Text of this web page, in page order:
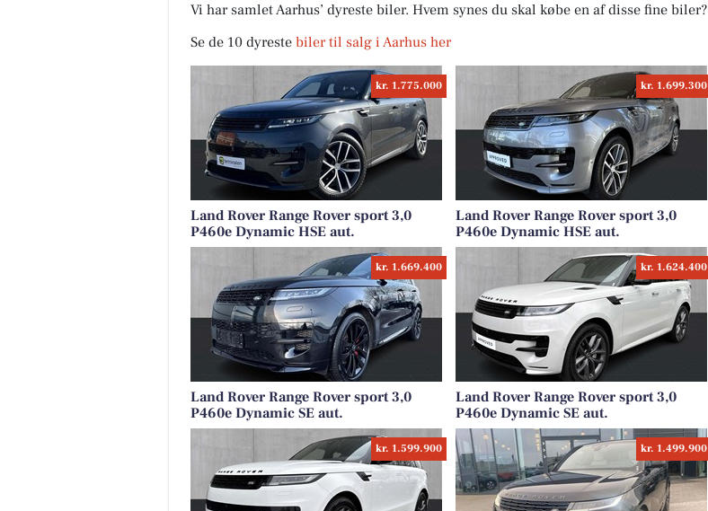
Vi har samlet Aarhus’ dyreste biler. Hvem synes du skal købe en af disse fine biler?
Se de 10 dyreste biler til salg i Aarhus her
kr. 1.775.000
Land Rover Range Rover sport 3,0
P460e Dynamic HSE aut.
kr. 1.699.300
Land Rover Range Rover sport 3,0
P460e Dynamic HSE aut.
kr. 1.669.400
Land Rover Range Rover sport 3,0
P460e Dynamic SE aut.
kr. 1.624.400
Land Rover Range Rover sport 3,0
P460e Dynamic SE aut.
kr. 1.599.900 kr. 1.499.900
Fairpaint ApS
Hvad er undskyldningen for fortsat
brug af plastmaling? Plastmaling
har i mange år været en populær
løsning inden for bygges...
Åbn opslaget
Classic Clean
Vil du med på holdet 🤩
Åbn opslaget